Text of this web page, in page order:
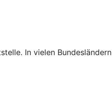
In vielen